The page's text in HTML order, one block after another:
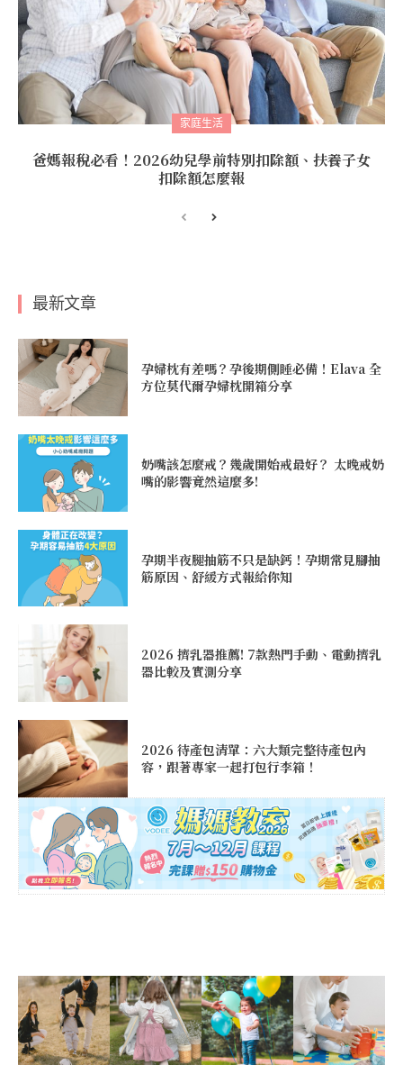
家庭生活
爸媽報稅必看！2026幼兒學前特別扣除額、扶養子女
扣除額怎麼報
最新文章
孕婦枕有差嗎？孕後期側睡必備！Elava 全
方位莫代爾孕婦枕開箱分享
奶嘴該怎麼戒？幾歲開始戒最好？ 太晚戒奶
嘴的影響竟然這麼多!
孕期半夜腿抽筋不只是缺鈣！孕期常見腳抽
筋原因、舒緩方式報給你知
2026 擠乳器推薦! 7款熱門手動、電動擠乳
器比較及實測分享
2026 待產包清單：六大類完整待產包內
容，跟著專家一起打包行李箱！